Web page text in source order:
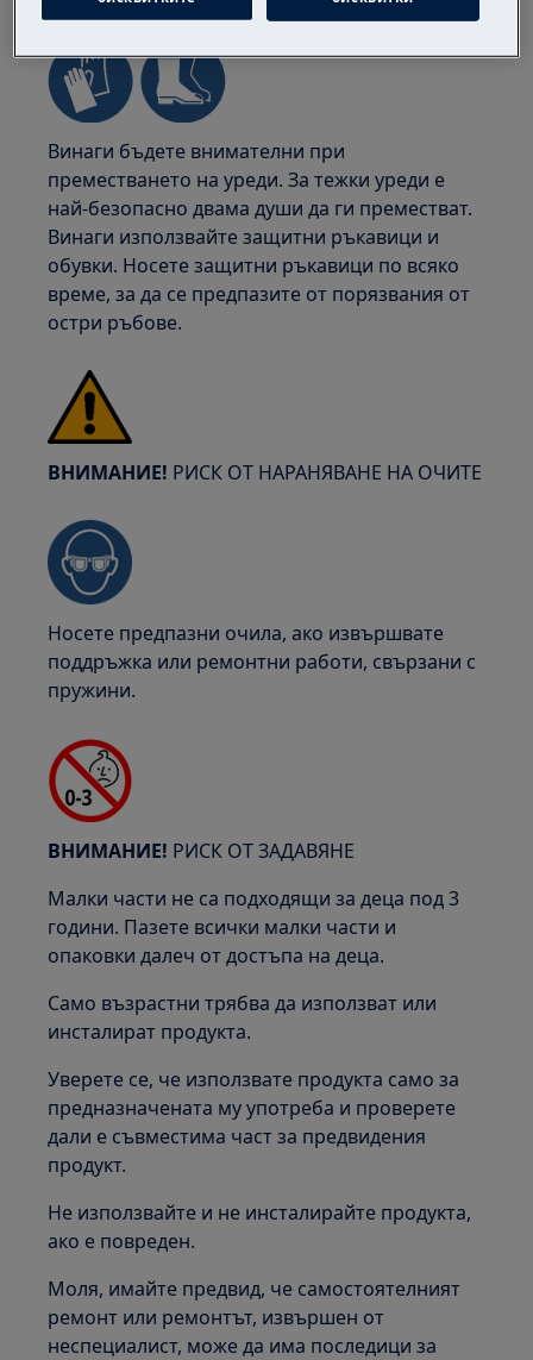
Винаги бъдете внимателни при
преместването на уреди. За тежки уреди е
най-безопасно двама души да ги преместват.
Винаги използвайте защитни ръкавици и
обувки. Носете защитни ръкавици по всяко
време, за да се предпазите от порязвания от
остри ръбове.
ВНИМАНИЕ! РИСК ОТ НАРАНЯВАНЕ НА ОЧИТЕ
Носете предпазни очила, ако извършвате
поддръжка или ремонтни работи, свързани с
пружини.
ВНИМАНИЕ! РИСК ОТ ЗАДАВЯНЕ
Малки части не са подходящи за деца под 3
години. Пазете всички малки части и
опаковки далеч от достъпа на деца.
Само възрастни трябва да използват или
инсталират продукта.
Уверете се, че използвате продукта само за
предназначената му употреба и проверете
дали е съвместима част за предвидения
продукт.
Не използвайте и не инсталирайте продукта,
ако е повреден.
Моля, имайте предвид, че самостоятелният
ремонт или ремонтът, извършен от
неспециалист, може да има последици за